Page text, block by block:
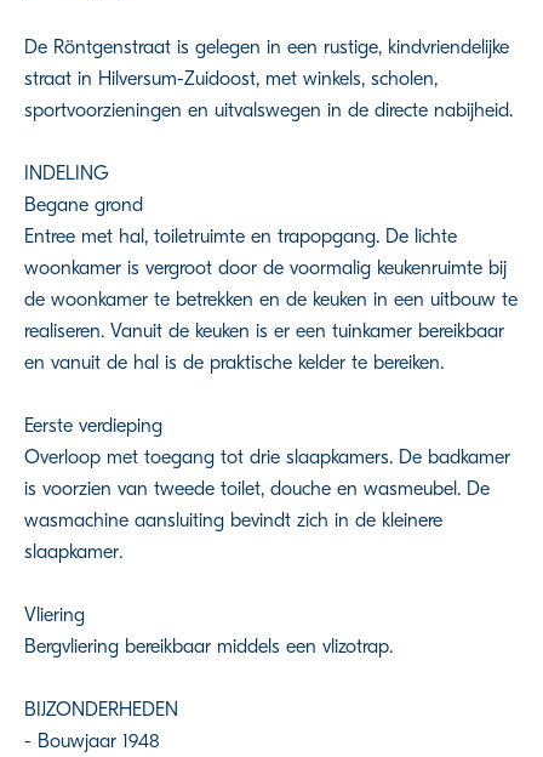
De Röntgenstraat is gelegen in een rustige, kindvriendelijke
straat in Hilversum-Zuidoost, met winkels, scholen,
sportvoorzieningen en uitvalswegen in de directe nabijheid.
INDELING
Begane grond
Entree met hal, toiletruimte en trapopgang. De lichte
woonkamer is vergroot door de voormalig keukenruimte bij
de woonkamer te betrekken en de keuken in een uitbouw te
realiseren. Vanuit de keuken is er een tuinkamer bereikbaar
en vanuit de hal is de praktische kelder te bereiken.
Eerste verdieping
Overloop met toegang tot drie slaapkamers. De badkamer
is voorzien van tweede toilet, douche en wasmeubel. De
wasmachine aansluiting bevindt zich in de kleinere
slaapkamer.
Vliering
Bergvliering bereikbaar middels een vlizotrap.
BIJZONDERHEDEN
- Bouwjaar 1948